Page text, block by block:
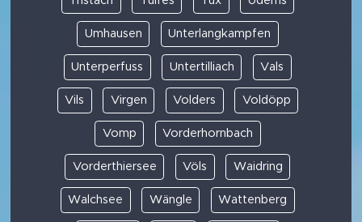
Umhausen Unterlangkampfen
Unterperfuss Untertilliach Vals
Vils Virgen Volders Voldöpp
Vomp Vorderhornbach
Vorderthiersee Völs Waidring
Walchsee Wängle Wattenberg